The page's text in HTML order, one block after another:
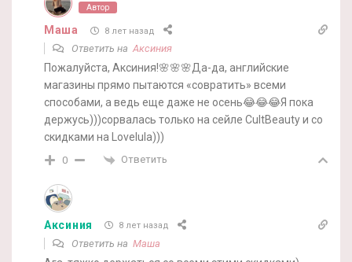
Автор
Маша 8 лет назад
Ответить наАксиния
Пожалуйста, Аксиния!🌸🌸🌸Да-да, английские
магазины прямо пытаются «совратить» всеми
способами, а ведь еще даже не осень😂😂😂Я пока
держусь)))сорвалась только на сейле CultBeauty и со
скидками на Lovelula)))
0 Ответить
Аксиния 8 лет назад
Ответить на Маша